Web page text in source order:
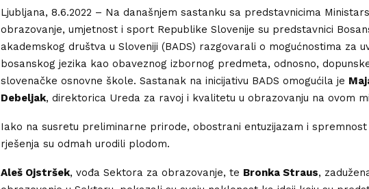
Ljubljana, 8.6.2022 – Na današnjem sastanku sa predstavnicima
obrazovanje, umjetnost i sport Republike Slovenije su predstavnici
akademskog društva u Sloveniji (BADS) razgovarali o mogućnostima za
bosanskog jezika kao obaveznog izbornog predmeta, odnosno,
slovenačke osnovne škole. Sastanak na inicijativu BADS omogućila je
Debeljak, direktorica Ureda za ravoj i kvalitetu u obrazovanju na ovom
Iako na susretu preliminarne prirode, obostrani entuzijazam i
rješenja su odmah urodili plodom.
Aleš Ojstršek, vođa Sektora za obrazovanje, te Bronka Straus,